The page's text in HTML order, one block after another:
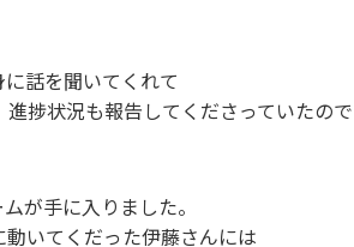
話を聞いてくれて
捗状況も報告してくださっていたので
が手に入りました。
いてくだった伊藤さんには